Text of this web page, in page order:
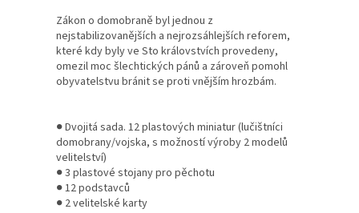
Zákon o domobraně byl jednou z
nejstabilizovanějších a nejrozsáhlejších reforem,
které kdy byly ve Sto královstvích provedeny,
omezil moc šlechtických pánů a zároveň pomohl
obyvatelstvu bránit se proti vnějším hrozbám.
● Dvojitá sada. 12 plastových miniatur (lučištníci
domobrany/vojska, s možností výroby 2 modelů
velitelství)
● 3 plastové stojany pro pěchotu
● 12 podstavců
● 2 velitelské karty